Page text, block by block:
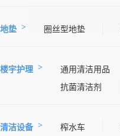
地垫 圈丝型地垫
楼宇护理 通用清洁用品
抗菌清洁剂
清洁设备 榨水车